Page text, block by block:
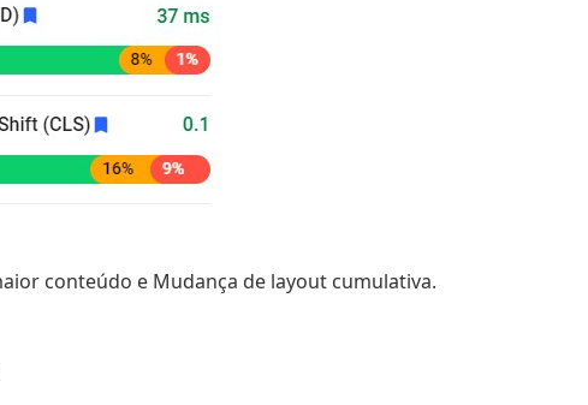
conteúdo e Mudança de layout cumulativa.